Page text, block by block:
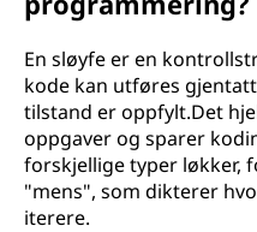
En sløyfe er en
kode kan utføres
tilstand er oppfylt.Det
oppgaver og sparer
forskjellige typer løkker,
"mens", som dikterer
iterere.